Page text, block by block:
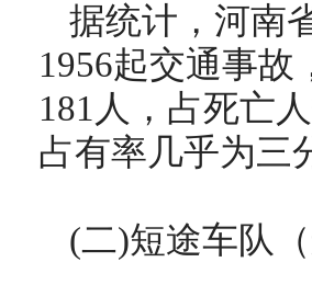
据统计，河南
1956起交通事故
181人，占死亡
占有率几乎为三
(二)短途车队